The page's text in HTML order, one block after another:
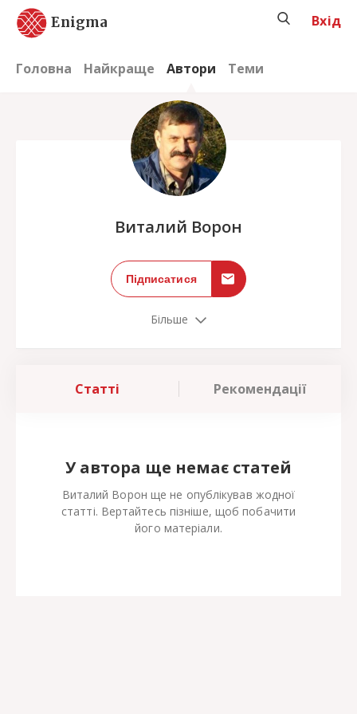
Enigma
Головна Найкраще Автори Теми
Вхід
Виталий Ворон
Підписатися
Більше
Статті Рекомендації
У автора ще немає статей
Виталий Ворон ще не опублікував жодної
статті. Вертайтесь пізніше, щоб побачити
його матеріали.